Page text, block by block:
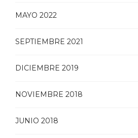
MAYO 2022
SEPTIEMBRE 2021
DICIEMBRE 2019
NOVIEMBRE 2018
JUNIO 2018